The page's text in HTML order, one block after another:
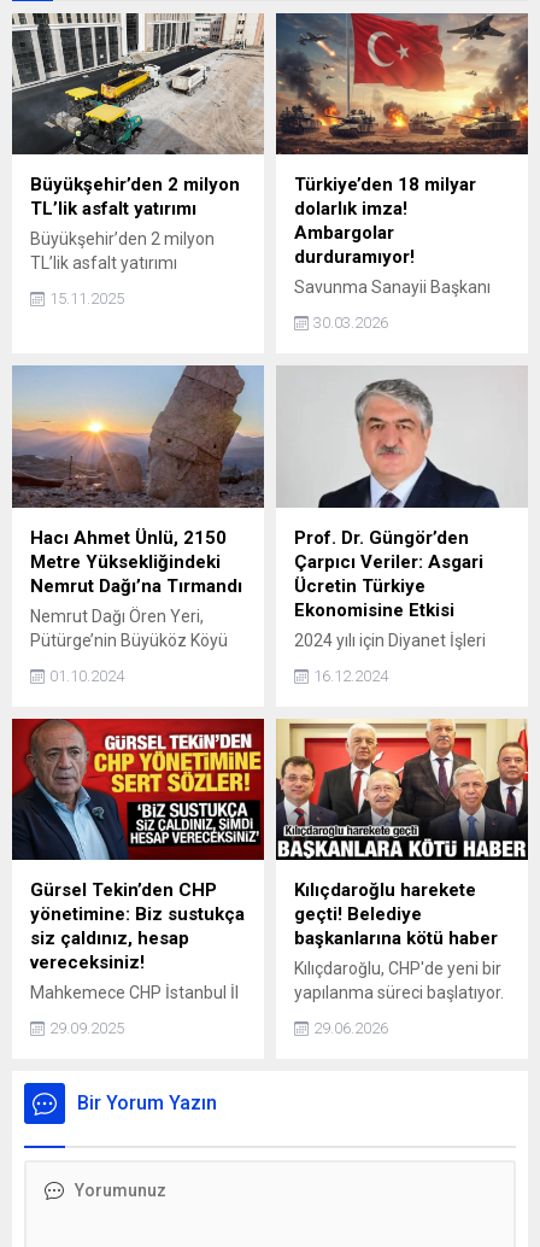
Büyükşehir’den 2 milyon
TL’lik asfalt yatırımı
Büyükşehir’den 2 milyon
TL’lik asfalt yatırımı
15.11.2025
Türkiye’den 18 milyar
dolarlık imza!
Ambargolar
durduramıyor!
Savunma Sanayii Başkanı
savunma ekosisteminin son
dönüştüğünü açıkladı.
Sektör, 10 milyar doların
üzerindeki ihracat ve 18
milyar dolarlık yeni
sözleşmelerle dikkat
çekiyor.
30.03.2026
Hacı Ahmet Ünlü, 2150
Metre Yüksekliğindeki
Nemrut Dağı’na Tırmandı
Nemrut Dağı Ören Yeri,
Pütürge’nin Büyüköz Köyü
sınırları içinde yer alır. 2,150
Kommagene Kralı I.
Antiochos’un tanrılara ve
atalarına duyduğu
minnettarlığı ifade etmek
amacıyla yaptırdığı mezar
ve anıtsal heykellerle
doludur. Bu yapılar,
Helenistik Dönem'in en
etkileyici kalıntılarından birini
temsil eder.
01.10.2024
Prof. Dr. Güngör’den
Çarpıcı Veriler: Asgari
Ücretin Türkiye
Ekonomisine Etkisi
2024 yılı için Diyanet İşleri
fitre miktarı 130 TL olarak
kişinin yalnızca günlük temel
gıda ihtiyacını karşılayacak
şekilde hesaplanmıştır.
Ancak, ülkemizde yıllık gıda
enflasyonunun %43
seviyesinde olduğu
gerçeğini dikkate
aldığımızda, fitre miktarına
eklenen 55,90 TL ile bu
rakam güncel olarak asgari
185 TL’ye...
16.12.2024
Gürsel Tekin’den CHP
yönetimine: Biz sustukça
siz çaldınız, hesap
vereceksiniz!
Mahkemece CHP İstanbul İl
CHP'den ihraç edilen Gürsel
sert sözlerle tepki gösterdi.
29.09.2025
Kılıçdaroğlu harekete
geçti! Belediye
başkanlarına kötü haber
Kılıçdaroğlu, CHP'de yeni bir
yapılanma süreci başlatıyor.
üzerindeki etkisini kıracak.
29.06.2026
Bir Yorum Yazın